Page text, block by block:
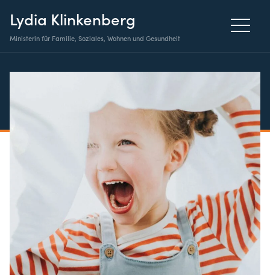
Lydia Klinkenberg
Ministerin für Familie, Soziales, Wohnen und Gesundheit